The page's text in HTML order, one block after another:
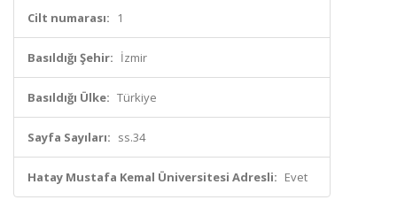
Cilt numarası: 1
Basıldığı Şehir: İzmir
Basıldığı Ülke: Türkiye
Sayfa Sayıları: ss.34
Hatay Mustafa Kemal Üniversitesi Adresli: Evet